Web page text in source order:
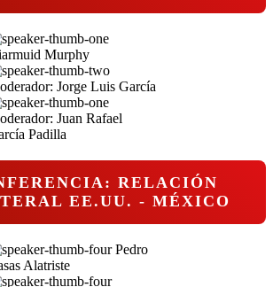
Murphy
Jorge Luis García
Juan Rafael
Padilla
RELACIÓN
EE.UU. - MÉXICO
Pedro
Alatriste